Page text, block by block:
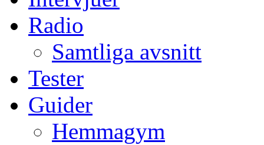
Radio
Samtliga avsnitt
Tester
Guider
Hemmagym